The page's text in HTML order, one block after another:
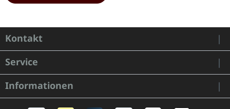
Kontakt
Service
Informationen